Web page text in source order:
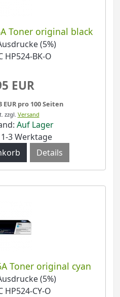
Toner original black
(5%)
HP524-BK-O
EUR
pro 100 Seiten
zzgl. Versand
Auf Lager
3 Werktage
Details
Toner original cyan
(5%)
HP524-CY-O